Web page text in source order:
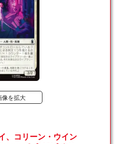
像を拡大
、コリーン・ウイン